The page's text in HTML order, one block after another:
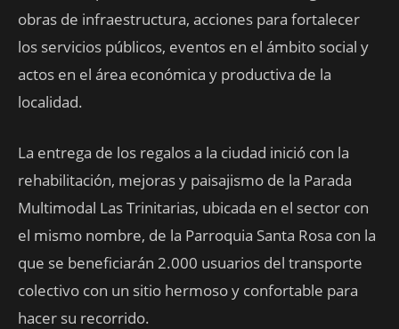
obras de infraestructura, acciones para fortalecer
los servicios públicos, eventos en el ámbito social y
actos en el área económica y productiva de la
localidad.
La entrega de los regalos a la ciudad inició con la
rehabilitación, mejoras y paisajismo de la Parada
Multimodal Las Trinitarias, ubicada en el sector con
el mismo nombre, de la Parroquia Santa Rosa con la
que se beneficiarán 2.000 usuarios del transporte
colectivo con un sitio hermoso y confortable para
hacer su recorrido.